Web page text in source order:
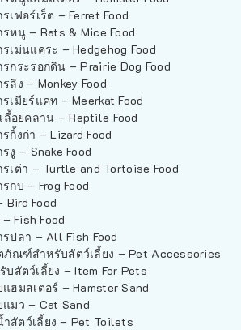
เฟอร์เร็ต – Ferret Food
รหนู – Rats & Mice Food
รเม่นแคระ – Hedgehog Food
รกระรอกดิน – Prairie Dog Food
ลิง – Monkey Food
รเมียร์แคท – Meerkat Food
ลี้อยคลาน – Reptile Food
กิ้งก่า – Lizard Food
งู – Snake Food
รเต่า – Turtle and Tortoise Food
กบ – Frog Food
Bird Food
Fish Food
รปลา – All Fish Food
ณฑ์สำหรับสัตว์เลี้ยง – Pet Accessories
บสัตว์เลี้ยง – Item For Pets
ฮมสเตอร์ – Hamster Sand
แมว – Cat Sand
ำสัตว์เลี้ยง – Pet Toilets